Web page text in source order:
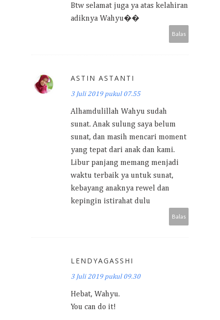
Btw selamat juga ya atas kelahiran
adiknya Wahyu��
Balas
ASTIN ASTANTI
3 Juli 2019 pukul 07.55
Alhamdulillah Wahyu sudah
sunat. Anak sulung saya belum
sunat, dan masih mencari moment
yang tepat dari anak dan kami.
Libur panjang memang menjadi
waktu terbaik ya untuk sunat,
kebayang anaknya rewel dan
kepingin istirahat dulu
Balas
LENDYAGASSHI
3 Juli 2019 pukul 09.30
Hebat, Wahyu.
You can do it!